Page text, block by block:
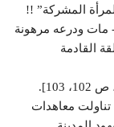
المشركة” !!
مات ودرعه مرهونة
القادمة
معاهدات